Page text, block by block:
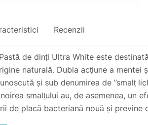
Recenzii
de dinți Ultra White este
naturală. Dubla acțiune a
și sub denumirea de ”smalț
smalțului au, de asemenea, un
de placă bacteriană nouă și